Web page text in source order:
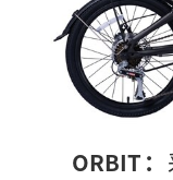
ORBIT：